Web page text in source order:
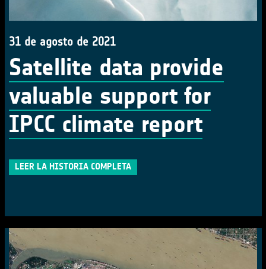
31 de agosto de 2021
Satellite data provide
valuable support for
IPCC climate report
LEER LA HISTORIA COMPLETA